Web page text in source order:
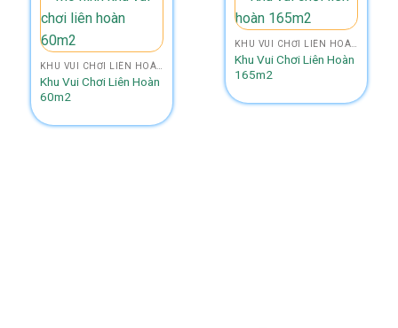
KHU VUI CHƠI LIÊN HOÀN SIZE 50M2 - 100M2.
Khu Vui Chơi Liên Hoàn
60m2
KHU VUI CHƠI LIÊN HOÀN SIZE 150M2 - 200M2
Khu Vui Chơi Liên Hoàn
165m2